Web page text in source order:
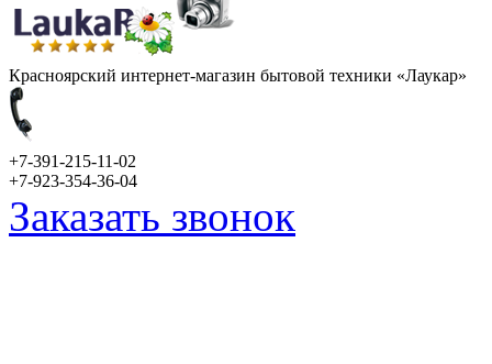
Красноярский интернет-магазин бытовой техники «Лаукар»
+7-391-215-11-02
+7-923-354-36-04
Заказать звонок